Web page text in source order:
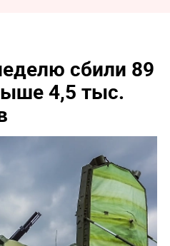
сбили 89
4,5 тыс.